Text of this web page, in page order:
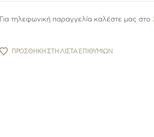
Για τηλεφωνική παραγγελία καλέστε μας στο
ΠΡΟΣΘΉΚΗ ΣΤΗ ΛΊΣΤΑ ΕΠΙΘΥΜΙΏΝ